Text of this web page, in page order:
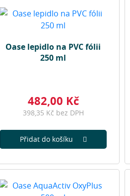
Oase lepidlo na PVC fólii
250 ml
482,00 Kč
398,35 Kč bez DPH
Přidat do košíku